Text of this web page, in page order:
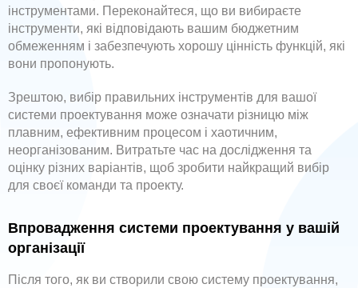
інструментами. Переконайтеся, що ви вибираєте
інструменти, які відповідають вашим бюджетним
обмеженням і забезпечують хорошу цінність функцій, які
вони пропонують.
Зрештою, вибір правильних інструментів для вашої
системи проектування може означати різницю між
плавним, ефективним процесом і хаотичним,
неорганізованим. Витратьте час на дослідження та
оцінку різних варіантів, щоб зробити найкращий вибір
для своєї команди та проекту.
Впровадження системи проектування у вашій
організації
Після того, як ви створили свою систему проектування,